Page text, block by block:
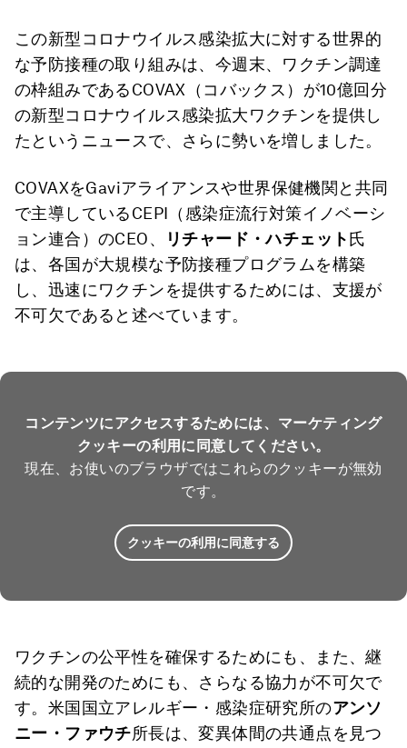
この新型コロナウイルス感染拡大に対する世界的
な予防接種の取り組みは、今週末、ワクチン調達
の枠組みであるCOVAX（コバックス）が10億回分
の新型コロナウイルス感染拡大ワクチンを提供し
たというニュースで、さらに勢いを増しました。
COVAXをGaviアライアンスや世界保健機関と共同
で主導しているCEPI（感染症流行対策イノベーシ
ョン連合）のCEO、
リチャード・ハチェット氏
は、各国が大規模な予防接種プログラムを構築
し、迅速にワクチンを提供するためには、支援が
不可欠であると述べています。
コンテンツにアクセスするためには、マーケティング
クッキーの利用に同意してください。
現在、お使いのブラウザではこれらのクッキーが無効
です。
クッキーの利用に同意する
ワクチンの公平性を確保するためにも、また、継
続的な開発のためにも、さらなる協力が不可欠で
す。米国国立アレルギー・感染症研究所のアンソ
ニー・ファウチ所長は、変異体間の共通点を見つ